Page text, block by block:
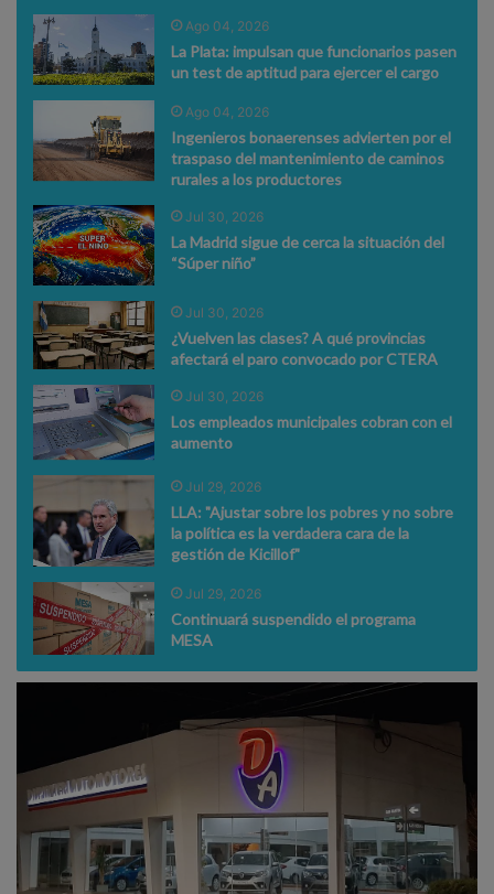
Ago 04, 2026
La Plata: impulsan que funcionarios pasen
un test de aptitud para ejercer el cargo
Ago 04, 2026
Ingenieros bonaerenses advierten por el
traspaso del mantenimiento de caminos
rurales a los productores
Jul 30, 2026
La Madrid sigue de cerca la situación del
“Súper niño”
Jul 30, 2026
¿Vuelven las clases? A qué provincias
afectará el paro convocado por CTERA
Jul 30, 2026
Los empleados municipales cobran con el
aumento
Jul 29, 2026
LLA: "Ajustar sobre los pobres y no sobre
la política es la verdadera cara de la
gestión de Kicillof"
Jul 29, 2026
Continuará suspendido el programa
MESA